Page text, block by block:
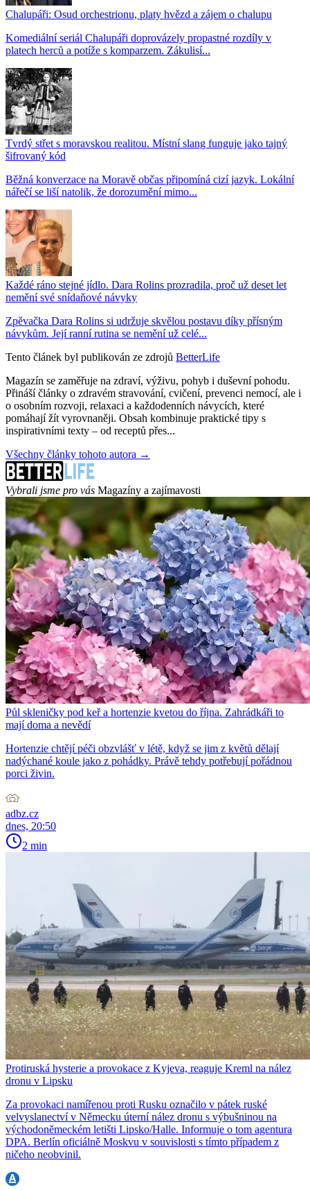
Chalupáři: Osud orchestrionu, platy hvězd a zájem o chalupu
Komediální seriál Chalupáři doprovázely propastné rozdíly v
platech herců a potíže s komparzem. Zákulisí...
Tvrdý střet s moravskou realitou. Místní slang funguje jako tajný
šifrovaný kód
Běžná konverzace na Moravě občas připomíná cizí jazyk. Lokální
nářečí se liší natolik, že dorozumění mimo...
Každé ráno stejné jídlo. Dara Rolins prozradila, proč už deset let
nemění své snídaňové návyky
Zpěvačka Dara Rolins si udržuje skvělou postavu díky přísným
návykům. Její ranní rutina se nemění už celé...
Tento článek byl publikován ze zdrojů BetterLife
Magazín se zaměřuje na zdraví, výživu, pohyb i duševní pohodu.
Přináší články o zdravém stravování, cvičení, prevenci nemocí, ale i
o osobním rozvoji, relaxaci a každodenních návycích, které
pomáhají žít vyrovnaněji. Obsah kombinuje praktické tipy s
inspirativními texty – od receptů přes...
Všechny články tohoto autora →
Vybrali jsme pro vás Magazíny a zajímavosti
Půl skleničky pod keř a hortenzie kvetou do října. Zahrádkáři to
mají doma a nevědí
Hortenzie chtějí péči obzvlášť v létě, když se jim z květů dělají
nadýchané koule jako z pohádky. Právě tehdy potřebují pořádnou
porci živin.
adbz.cz
dnes, 20:50
2 min
Protiruská hysterie a provokace z Kyjeva, reaguje Kreml na nález
dronu v Lipsku
Za provokaci namířenou proti Rusku označilo v pátek ruské
velvyslanectví v Německu úterní nález dronu s výbušninou na
východoněmeckém letišti Lipsko/Halle. Informuje o tom agentura
DPA. Berlín oficiálně Moskvu v souvislosti s tímto případem z
ničeho neobvinil.